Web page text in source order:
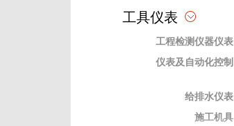
动力机械
钻探及地下工程机械
工具仪表
工程检测仪器仪表
仪表及自动化控制
给排水仪表
施工机具